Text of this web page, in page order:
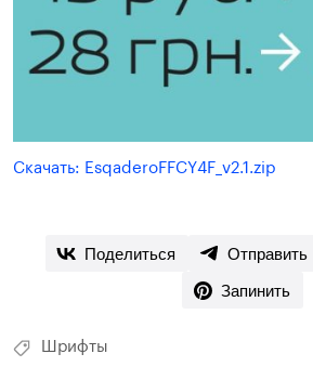
Скачать: EsqaderoFFCY4F_v2.1.zip
Поделиться Отправить
Запинить
Шрифты